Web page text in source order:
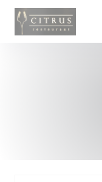
Cookie管理面板